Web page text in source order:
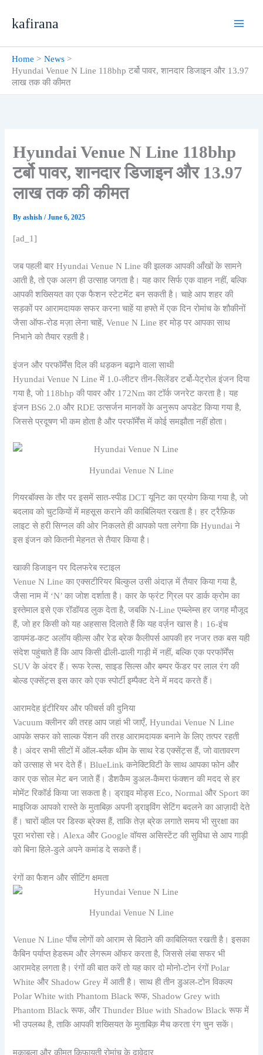
kafirana
Home
News
Hyundai Venue N Line 118bhp टर्बो पावर, शानदार डिजाइन और 13.97
लाख तक की कीमत
Hyundai Venue N Line 118bhp
टर्बो पावर, शानदार डिजाइन और 13.97
लाख तक की कीमत
Byashish/June 6, 2025
[ad_1]
जब पहली बार Hyundai Venue N Line की झलक आपकी आँखों के सामने
आती है, तो एक अलग ही उत्साह जगता है। यह कार सिर्फ एक वाहन नहीं, बल्कि
आपकी शख्सियत का एक फैशन स्टेटमेंट बन सकती है। चाहे आप शहर की
सड़कों पर आरामदायक सफर करना चाहें या हफ्ते में एक दिन रोमांच के शौकीनों
जैसा ऑफ-रोड मज़ा लेना चाहें, Venue N Line हर मोड़ पर आपका साथ
निभाने को तैयार रहती है।
इंजन और परफॉर्मेंस दिल की धड़कन बढ़ाने वाला साथी
Hyundai Venue N Line में 1.0-लीटर तीन-सिलेंडर टर्बो-पेट्रोल इंजन दिया
गया है, जो 118bhp की पावर और 172Nm का टॉर्क जनरेट करता है। यह
इंजन BS6 2.0 और RDE उत्सर्जन मानकों के अनुरूप अपडेट किया गया है,
जिससे प्रदूषण भी कम होता है और परफॉर्मेंस में कोई समझौता नहीं होता।
Hyundai Venue N Line
गियरबॉक्स के तौर पर इसमें सात-स्पीड DCT यूनिट का प्रयोग किया गया है, जो
बदलाव को चुटकियों में महसूस कराने की काबिलियत रखता है। हर ट्रैफ़िक
लाइट से हरी सिग्नल की ओर निकलते ही आपको पता लगेगा कि Hyundai ने
इस इंजन को कितनी मेहनत से तैयार किया है।
खाकी डिजाइन पर दिलफरेब स्टाइल
Venue N Line का एक्सटीरियर बिल्कुल उसी अंदाज़ में तैयार किया गया है,
जैसा नाम में ‘N’ का जोश दर्शाता है। कार के फ्रंट ग्रिल पर डार्क क्रोम का
इस्तेमाल इसे एक रॉडॉयड लुक देता है, जबकि N-Line एम्ब्लेम्स हर जगह मौजूद
हैं, जो हर किसी को यह अहसास दिलाते हैं कि यह वर्ज़न खास है। 16-इंच
डायमंड-कट अलॉय व्हील्स और रेड ब्रेक कैलीपर्स आपकी हर नजर तक बस यही
संदेश पहुंचाते हैं कि आप किसी ढीली-ढाली गाड़ी में नहीं, बल्कि एक परफॉर्मेंस
SUV के अंदर हैं। रूफ रेल्स, साइड सिल्स और बम्पर फेंडर पर लाल रंग की
बोल्ड एक्सेंट्स इस कार को एक स्पोर्टी इम्पैक्ट देने में मदद करते हैं।
आरामदेह इंटीरियर और फीचर्स की दुनिया
Vacuum क्लीनर की तरह आप जहां भी जाएँ, Hyundai Venue N Line
आपके सफर को साल्क पेंशन की तरह आरामदायक बनाने के लिए तत्पर रहती
है। अंदर सभी सीटों में ऑल-ब्लैक थीम के साथ रेड एक्सेंट्स हैं, जो वातावरण
को उत्साह से भर देते हैं। BlueLink कनेक्टिविटी के साथ आपका फोन और
कार एक सोल मेट बन जाते हैं। डैशकैम डुअल-कैमरा फंक्शन की मदद से हर
मोमेंट रिकॉर्ड किया जा सकता है। ड्राइव मोड्स Eco, Normal और Sport का
माइजिक आपको रास्ते के मुताबिक़ अपनी ड्राइविंग सेटिंग बदलने का आज़ादी देते
हैं। चारों व्हील पर डिस्क ब्रेक्स हैं, ताकि तेज़ ब्रेक लगाते समय भी सुरक्षा का
पूरा भरोसा रहे। Alexa और Google वॉयस असिस्टेंट की सुविधा से आप गाड़ी
को बिना हिले-डुले अपने कमांड दे सकते हैं।
रंगों का फैशन और सीटिंग क्षमता
Hyundai Venue N Line
Venue N Line पाँच लोगों को आराम से बिठाने की काबिलियत रखती है। इसका
कैबिन पर्याप्त हेडरूम और लेगरूम ऑफर करता है, जिससे लंबा सफर भी
आरामदेह लगता है। रंगों की बात करें तो यह कार दो मोनो-टोन रंगों Polar
White और Shadow Grey में आती है। साथ ही तीन डुअल-टोन विकल्प
Polar White with Phantom Black रूफ, Shadow Grey with
Phantom Black रूफ, और Thunder Blue with Shadow Black रूफ में
भी उपलब्ध है, ताकि आपकी शख्सियत के मुताबिक़ मैच करता रंग चुन सकें।
मुकाबला और कीमत किफायती रोमांच के दावेदार